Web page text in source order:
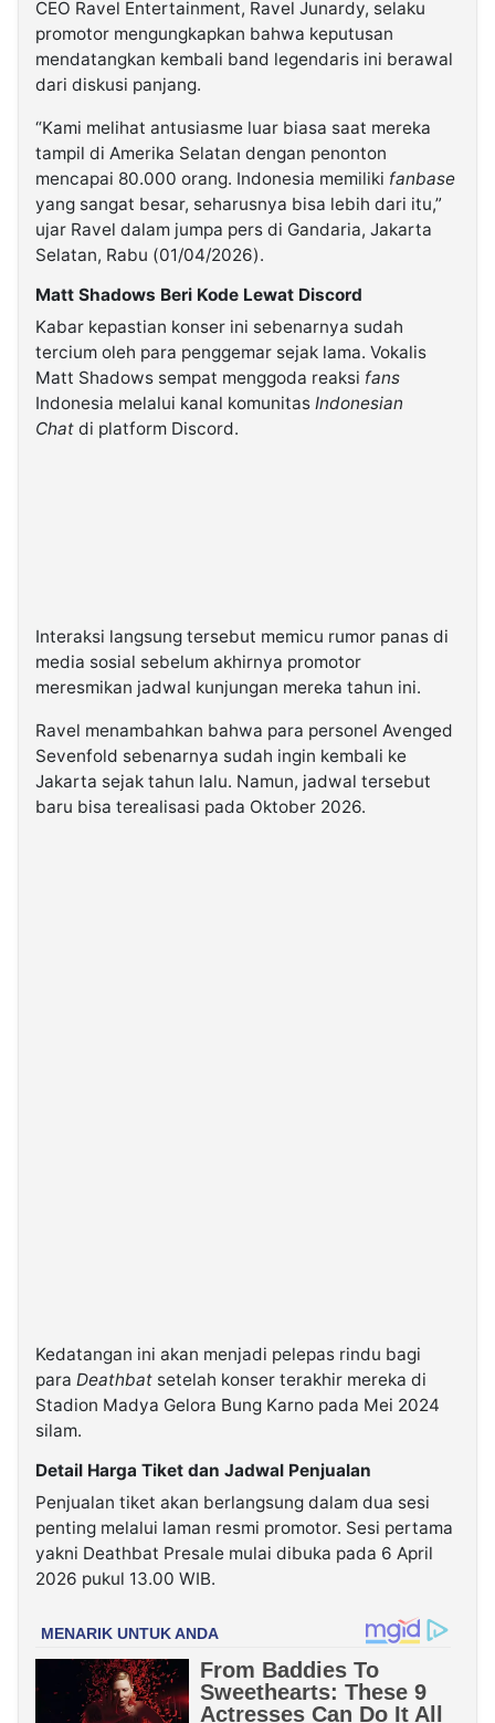
CEO Ravel Entertainment, Ravel Junardy, selaku
promotor mengungkapkan bahwa keputusan
mendatangkan kembali band legendaris ini berawal
dari diskusi panjang.
“Kami melihat antusiasme luar biasa saat mereka
tampil di Amerika Selatan dengan penonton
mencapai 80.000 orang. Indonesia memiliki fanbase
yang sangat besar, seharusnya bisa lebih dari itu,”
ujar Ravel dalam jumpa pers di Gandaria, Jakarta
Selatan, Rabu (01/04/2026).
Matt Shadows Beri Kode Lewat Discord
Kabar kepastian konser ini sebenarnya sudah
tercium oleh para penggemar sejak lama. Vokalis
Matt Shadows sempat menggoda reaksi fans
Indonesia melalui kanal komunitas Indonesian
Chat di platform Discord.
Interaksi langsung tersebut memicu rumor panas di
media sosial sebelum akhirnya promotor
meresmikan jadwal kunjungan mereka tahun ini.
Ravel menambahkan bahwa para personel Avenged
Sevenfold sebenarnya sudah ingin kembali ke
Jakarta sejak tahun lalu. Namun, jadwal tersebut
baru bisa terealisasi pada Oktober 2026.
Kedatangan ini akan menjadi pelepas rindu bagi
para Deathbat setelah konser terakhir mereka di
Stadion Madya Gelora Bung Karno pada Mei 2024
silam.
Detail Harga Tiket dan Jadwal Penjualan
Penjualan tiket akan berlangsung dalam dua sesi
penting melalui laman resmi promotor. Sesi pertama
yakni Deathbat Presale mulai dibuka pada 6 April
2026 pukul 13.00 WIB.